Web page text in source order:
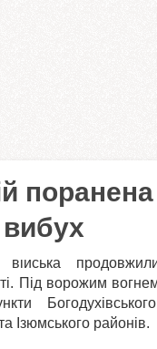
поранена
Під ворожим
Ізюмського районів.